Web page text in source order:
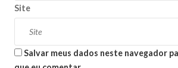
Site
Salvar meus dados neste navegador